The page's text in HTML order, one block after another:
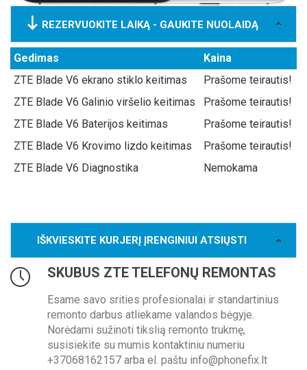
REZERVUOKITE LAIKĄ - GAUKITE NUOLAIDĄ
Gedimas
Kaina
ZTE Blade V6 ekrano stiklo keitimas
Prašome teirautis!
ZTE Blade V6 Galinio viršelio keitimas
Prašome teirautis!
ZTE Blade V6 Baterijos keitimas
Prašome teirautis!
ZTE Blade V6 Krovimo lizdo keitimas
Prašome teirautis!
ZTE Blade V6 Diagnostika
Nemokama
IŠKVIESKITE KURJERĮ ĮRENGINIUI ATSIŲSTI
SKUBUS ZTE TELEFONŲ REMONTAS
Esame savo srities profesionalai ir standartinius
remonto darbus atliekame valandos bėgyje.
Norėdami sužinoti tikslią remonto trukmę,
susisiekite su mumis kontaktiniu numeriu
+37068162157 arba el. paštu info@phonefix.lt